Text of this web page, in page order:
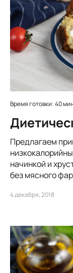
Время готовки: 40
Предлагаем
начинкой и
без мясного
4 декабря, 2018